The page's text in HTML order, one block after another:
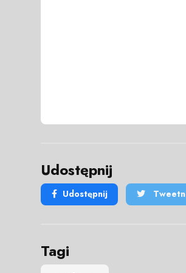
Udostępnij
Udostępnij
Tagi